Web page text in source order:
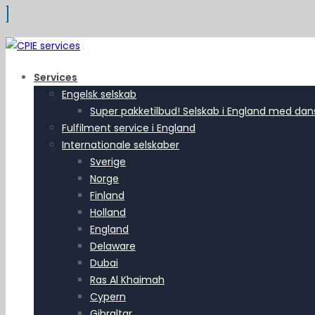
Services
Engelsk selskab
Super pakketilbud! Selskab i England med
Fulfilment service i England
Internationale selskaber
Sverige
Norge
Finland
Holland
England
Delaware
Dubai
Ras Al Khaimah
Cypern